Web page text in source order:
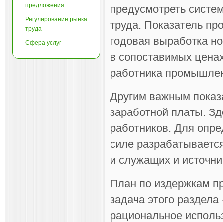
предусмотреть
труда. Показатель
годовая выработка
в сопоставимых
работника
Другим важным
заработной платы.
работников. Для
силе
и служащих и
План по издержкам
задача этого
рациональное
предложения
Регулирование рынка
труда
Сфера услуг